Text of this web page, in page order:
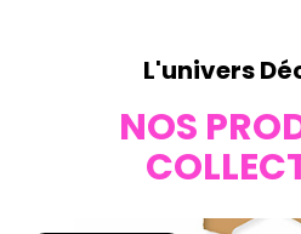
L'univers
NOS